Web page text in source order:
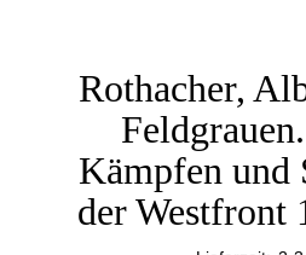
Rothacher,
Kämpfen und
der Westfront